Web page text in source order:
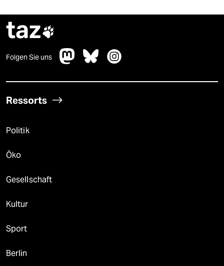
taz
Folgen Sie uns
Ressorts
Politik
Öko
Gesellschaft
Kultur
Sport
Berlin